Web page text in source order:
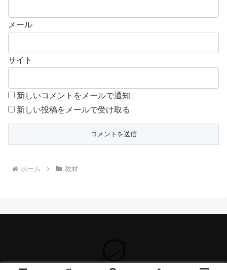
メール
サイト
新しいコメントをメールで通知
新しい投稿をメールで受け取る
ホーム 教材